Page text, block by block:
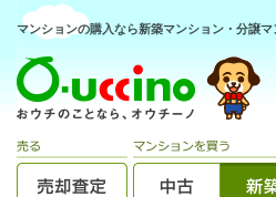
マンションの購入なら新築マンション・分譲